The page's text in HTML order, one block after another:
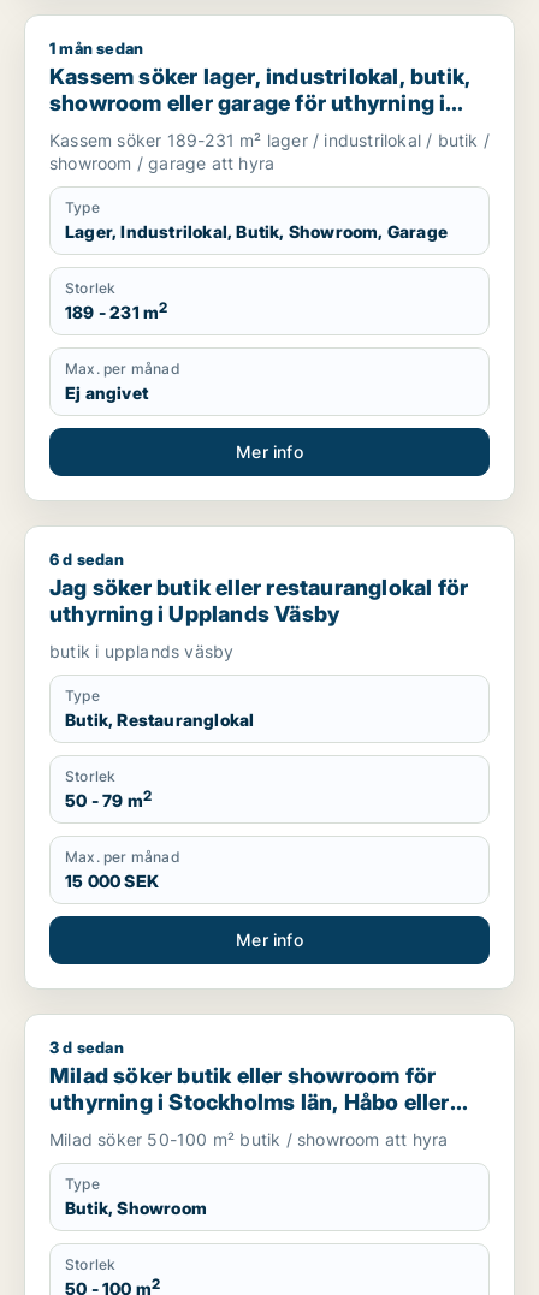
Kassem söker lager, industrilokal, butik, showroom eller
1 mån sedan
Kassem söker lager, industrilokal, butik,
showroom eller garage för uthyrning i
Upplands Väsby, Vallentuna eller
Upplands-Bro m.fl.
Kassem söker 189-231 m² lager / industrilokal / butik /
showroom / garage att hyra
Type
Lager, Industrilokal, Butik, Showroom, Garage
Storlek
189 - 231 m2
Max. per månad
Ej angivet
Mer info
Jag söker butik eller restauranglokal för uthyrning i
6 d sedan
Jag söker butik eller restauranglokal för
uthyrning i Upplands Väsby
butik i upplands väsby
Type
Butik, Restauranglokal
Storlek
50 - 79 m2
Max. per månad
15 000 SEK
Mer info
Milad söker butik eller showroom för uthyrning i Stockholms
3 d sedan
Milad söker butik eller showroom för
uthyrning i Stockholms län, Håbo eller
Knivsta
Milad söker 50-100 m² butik / showroom att hyra
Type
Butik, Showroom
Storlek
50 - 100 m2